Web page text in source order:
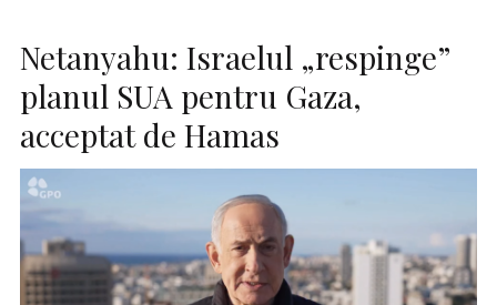
Netanyahu: Israelul „respinge”
planul SUA pentru Gaza,
acceptat de Hamas